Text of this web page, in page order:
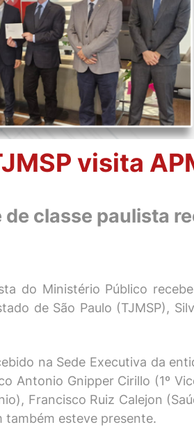
visita
classe paulista
do Ministério Público
de São Paulo (TJMSP),
na Sede Executiva da
Antonio Gnipper Cirillo (1º
Francisco Ruiz Calejon
também esteve presente.